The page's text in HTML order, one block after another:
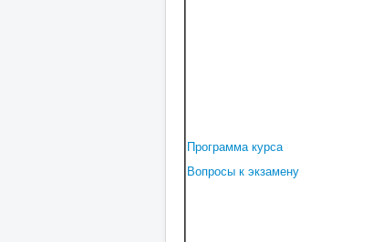
Программа курса
Вопросы к экзамену